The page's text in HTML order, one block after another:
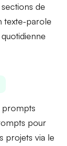
de
texte-parole
prompts
pour
projets via le